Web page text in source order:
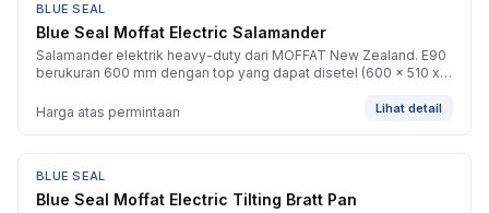
BARU
BLUE SEAL
Blue Seal Moffat Electric Salamander
Salamander elektrik heavy-duty dari MOFFAT New Zealand. E90
berukuran 600 mm dengan top yang dapat disetel (600 x 510 x
400 mm, 1 fasa / 6,00 kW).
Harga atas permintaan Lihat detail
BARU
BLUE SEAL
Blue Seal Moffat Electric Tilting Bratt Pan